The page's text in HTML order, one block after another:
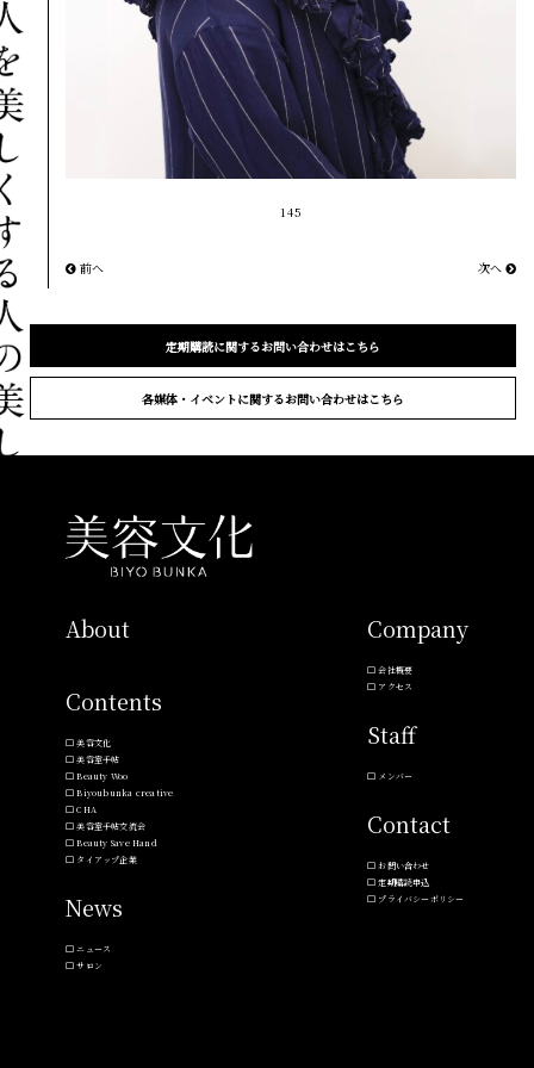
145
前へ 次へ
定期購読に関するお問い合わせはこちら
各媒体・イベントに関するお問い合わせはこちら
About
Contents
美容文化
美容室手帖
Beauty Woo
Biyoubunka creative
CHA
美容室手帖交流会
Beauty Save Hand
タイアップ企業
News
ニュース
サロン
Company
会社概要
アクセス
Staff
メンバー
Contact
お問い合わせ
定期購読申込
プライバシーポリシー